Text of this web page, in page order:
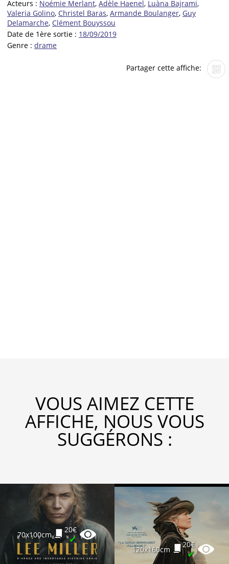
Acteurs : Noémie Merlant, Adèle Haenel, Luàna Bajrami,
Valeria Golino, Christel Baras, Armande Boulanger, Guy
Delamarche, Clément Bouyssou
Date de 1ère sortie : 18/09/2019
Genre : drame
Partager cette affiche:
VOUS AIMEZ CETTE
AFFICHE, NOUS VOUS
SUGGÉRONS :
70x100cm
20€
✔
120x160cm
20€
✔